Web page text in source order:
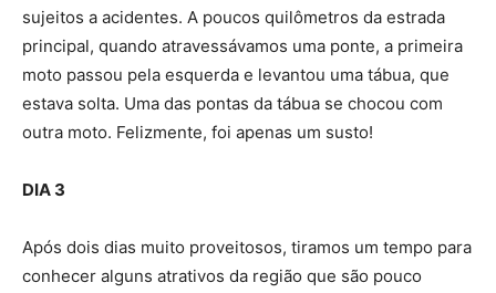
sujeitos a acidentes. A poucos quilômetros da estrada
principal, quando atravessávamos uma ponte, a primeira
moto passou pela esquerda e levantou uma tábua, que
estava solta. Uma das pontas da tábua se chocou com
outra moto. Felizmente, foi apenas um susto!
DIA 3
Após dois dias muito proveitosos, tiramos um tempo para
conhecer alguns atrativos da região que são pouco